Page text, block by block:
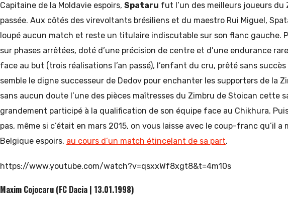
Capitaine de la Moldavie espoirs, Spataru fut l’un des meilleurs joueurs du
passée. Aux côtés des virevoltants brésiliens et du maestro Rui Miguel,
loupé aucun match et reste un titulaire indiscutable sur son flanc gauche.
sur phases arrêtées, doté d’une précision de centre et d’une endurance
face au but (trois réalisations l’an passé), l’enfant du cru, prêté sans succès
semble le digne successeur de Dedov pour enchanter les supporters de la
sans aucun doute l’une des pièces maîtresses du Zimbru de Stoican cette
grandement participé à la qualification de son équipe face au Chikhura.
pas, même si c’était en mars 2015, on vous laisse avec le coup-franc qu’il a
Belgique espoirs, au cours d’un match étincelant de sa part.
https://www.youtube.com/watch?v=qsxxWf8xgt8&t=4m10s
Maxim Cojocaru (FC Dacia | 13.01.1998)